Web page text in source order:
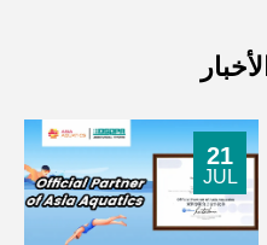
21
JUL